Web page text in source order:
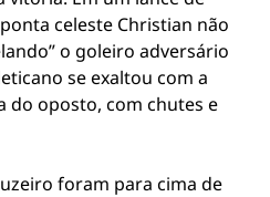
celeste Christian não
o goleiro adversário
se exaltou com a
do oposto, com chutes e
foram para cima de